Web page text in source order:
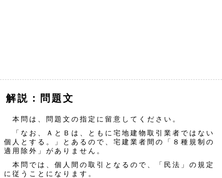
解説：問題文
本問は、問題文の指定に留意してください。
「なお、ＡとＢは、ともに宅地建物取引業者ではない
個人とする。」とあるので、宅建業者間の「８種規制の
適用除外」がありません。
本問では、個人間の取引となるので、「民法」の規定
に従うことになります。